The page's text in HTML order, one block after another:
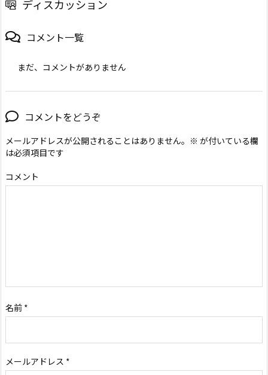
ディスカッション
コメント一覧
まだ、コメントがありません
コメントをどうぞ
メールアドレスが公開されることはありません。 ※ が付いている欄
は必須項目です
コメント
名前 *
メールアドレス *